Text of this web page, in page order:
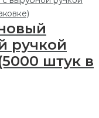
ручкой
штук в